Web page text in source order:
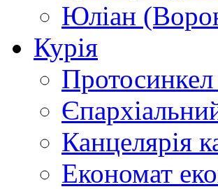
Юліан
Курія
Протосинкел
Канцелярія
Економат